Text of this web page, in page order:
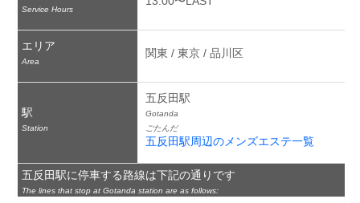
Service Hours
エリア
Area
関東 / 東京 / 品川区
駅
Station
五反田駅
Gotanda
ごたんだ
五反田駅周辺のメンズエステ一覧
五反田駅に停車する路線は下記の通りです
The lines that stop at Gotanda station are as follows: